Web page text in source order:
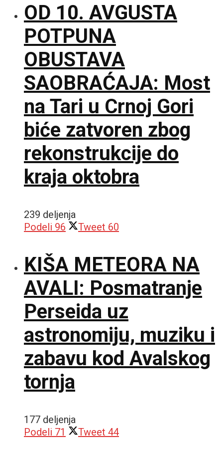
OD 10. AVGUSTA
POTPUNA
OBUSTAVA
SAOBRAĆAJA: Most
na Tari u Crnoj Gori
biće zatvoren zbog
rekonstrukcije do
kraja oktobra
239 deljenja
Podeli 96 Tweet 60
KIŠA METEORA NA
AVALI: Posmatranje
Perseida uz
astronomiju, muziku i
zabavu kod Avalskog
tornja
177 deljenja
Podeli 71 Tweet 44